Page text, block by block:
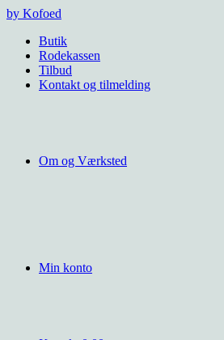
Videre
indhold
by Kofoed
Butik
Rodekassen
Tilbud
Kontakt og tilmelding
Om og Værksted
Min konto